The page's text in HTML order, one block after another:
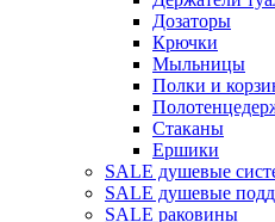
Дозаторы
Крючки
Мыльницы
Полки и
Стаканы
Ершики
SALE душевые
SALE душевые
SALE раковины